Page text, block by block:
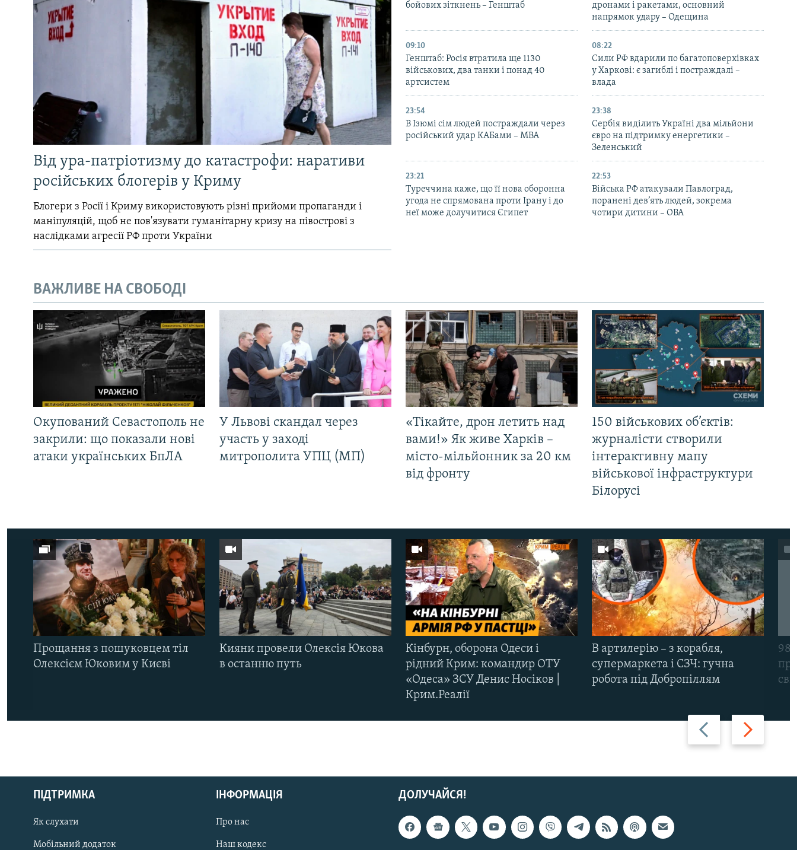
РУС
Від ура-патріотизму до катастрофи: наративи
російських блогерів у Криму
Блогери з Росії і Криму використовують різні прийоми пропаганди і
маніпуляцій, щоб не пов'язувати гуманітарну кризу на півострові з
наслідками агресії РФ проти України
бойових зіткнень – Генштаб
дронами і ракетами, основний
напрямок удару – Одещина
09:10
Генштаб: Росія втратила ще 1130
військових, два танки і понад 40
артсистем
08:22
Сили РФ вдарили по багатоповерхівках
у Харкові: є загиблі і постраждалі –
влада
23:54
В Ізюмі сім людей постраждали через
російський удар КАБами – МВА
23:38
Сербія виділить Україні два мільйони
євро на підтримку енергетики –
Зеленський
23:21
Туреччина каже, що її нова оборонна
угода не спрямована проти Ірану і до
неї може долучитися Єгипет
22:53
Війська РФ атакували Павлоград,
поранені дев’ять людей, зокрема
чотири дитини – ОВА
ВАЖЛИВЕ НА СВОБОДІ
Окупований Севастополь не
закрили: що показали нові
атаки українських БпЛА
У Львові скандал через
участь у заході
митрополита УПЦ (МП)
«Тікайте, дрон летить над
вами!» Як живе Харків –
місто-мільйонник за 20 км
від фронту
150 військових об’єктів:
журналісти створили
інтерактивну мапу
військової інфраструктури
Білорусі
Назад Вперед
Прощання з пошуковцем тіл
Олексієм Юковим у Києві
Кияни провели Олексія Юкова
в останню путь
Кінбурн, оборона Одеси і
рідний Крим: командир ОТУ
«Одеса» ЗСУ Денис Носіков |
Крим.Реалії
В артилерію – з корабля,
супермаркета і СЗЧ: гучна
робота під Добропіллям
98-
ДОЛУЧАЙСЯ!
ПІДТРИМКА
Як слухати
Мобільний додаток
ІНФОРМАЦІЯ
Про нас
Наш кодекс